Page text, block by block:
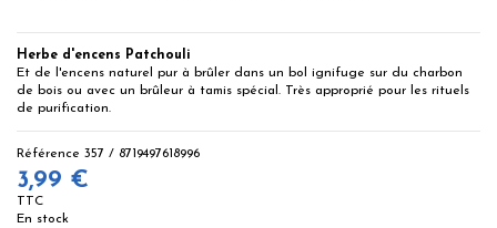
Herbe d'encens Patchouli
Et de l'encens naturel pur à brûler dans un bol ignifuge sur du charbon
de bois ou avec un brûleur à tamis spécial. Très approprié pour les rituels
de purification.
Référence 357 / 8719497618996
3,99 €
TTC
En stock